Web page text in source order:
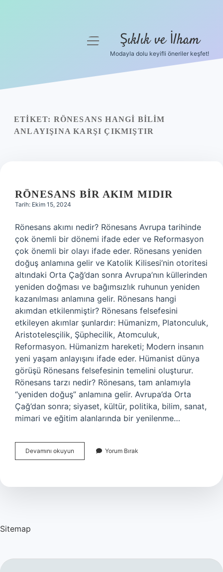
Yasal Uyarı
menüyü
Şıklık ve İlham
Modayla dolu keyifli öneriler keşfet!
ETIKET: RÖNESANS HANGI BILIM
ANLAYIŞINA KARŞI ÇIKMIŞTIR
RÖNESANS BIR AKIM MIDIR
Tarih: Ekim 15, 2024
Rönesans akımı nedir? Rönesans Avrupa tarihinde
çok önemli bir dönemi ifade eder ve Reformasyon
çok önemli bir olayı ifade eder. Rönesans yeniden
doğuş anlamına gelir ve Katolik Kilisesi’nin otoritesi
altındaki Orta Çağ’dan sonra Avrupa’nın küllerinden
yeniden doğması ve bağımsızlık ruhunun yeniden
kazanılması anlamına gelir. Rönesans hangi
akımdan etkilenmiştir? Rönesans felsefesini
etkileyen akımlar şunlardır: Hümanizm, Platonculuk,
Aristotelesçilik, Şüphecilik, Atomculuk,
Reformasyon. Hümanizm hareketi; Modern insanın
yeni yaşam anlayışını ifade eder. Hümanist dünya
görüşü Rönesans felsefesinin temelini oluşturur.
Rönesans tarzı nedir? Rönesans, tam anlamıyla
“yeniden doğuş” anlamına gelir. Avrupa’da Orta
Çağ’dan sonra; siyaset, kültür, politika, bilim, sanat,
mimari ve eğitim alanlarında bir yenilenme…
Devamını okuyun Rönesans
Bir
Yorum Bırak
Sitemap